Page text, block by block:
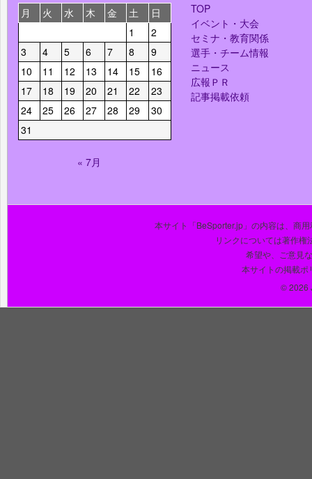
月
火 水 木 金 土
日
1
2
3
4 5 6 7 8
9
10
11 12 13 14 15
16
17
18 19 20 21 22
23
24
25 26 27 28 29
30
31
« 7月
TOP
イベント・大会
セミナ・教育関係
選手・チーム情報
ニュース
広報ＰＲ
記事掲載依頼
本サイト「BeSporter.jp」の内容は、商
リンクについては著作権
希望や、ご意見
本サイトの掲載ポ
© 2026